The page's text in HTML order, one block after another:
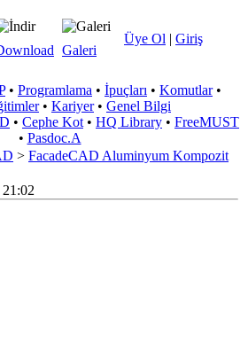
Üye Ol | Giriş
Galeri
• Programlama • İpuçları • Komutlar•
• Kariyer• Genel Bilgi
• Cephe Kot • HQ Library • FreeMUST
• Pasdoc.A
> FacadeCAD Aluminyum Kompozit
21:02